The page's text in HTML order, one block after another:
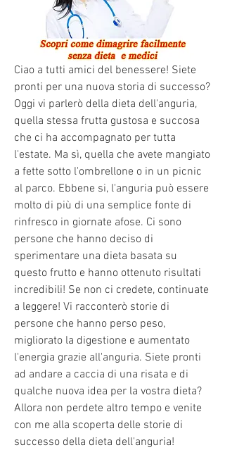
Ciao a tutti amici del benessere! Siete
pronti per una nuova storia di successo?
Oggi vi parlerò della dieta dell'anguria,
quella stessa frutta gustosa e succosa
che ci ha accompagnato per tutta
l'estate. Ma sì, quella che avete mangiato
a fette sotto l'ombrellone o in un picnic
al parco. Ebbene si, l'anguria può essere
molto di più di una semplice fonte di
rinfresco in giornate afose. Ci sono
persone che hanno deciso di
sperimentare una dieta basata su
questo frutto e hanno ottenuto risultati
incredibili! Se non ci credete, continuate
a leggere! Vi racconterò storie di
persone che hanno perso peso,
migliorato la digestione e aumentato
l'energia grazie all'anguria. Siete pronti
ad andare a caccia di una risata e di
qualche nuova idea per la vostra dieta?
Allora non perdete altro tempo e venite
con me alla scoperta delle storie di
successo della dieta dell'anguria!